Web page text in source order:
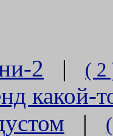
2 | ( 2
какой-
|